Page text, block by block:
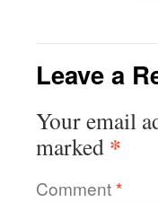
Leave a
Your email
marked *
Comment*